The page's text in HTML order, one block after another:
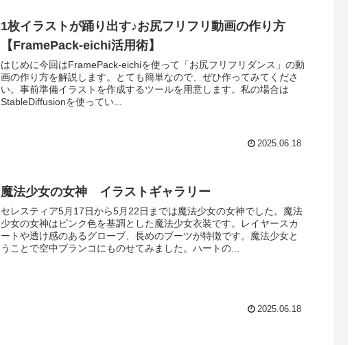
1枚イラストが踊り出す♪お尻フリフリ動画の作り方
【FramePack-eichi活用術】
はじめに今回はFramePack-eichiを使って「お尻フリフリダンス」の動
画の作り方を解説します。とても簡単なので、ぜひ作ってみてくださ
い。事前準備イラストを作成するツールを用意します。私の場合は
StableDiffusionを使ってい...
2025.06.18
魔法少女の女神 イラストギャラリー
セレスティア5月17日から5月22日までは魔法少女の女神でした。魔法
少女の女神はピンク色を基調とした魔法少女衣装です。レイヤースカ
ートや透け感のあるグローブ、長めのブーツが特徴です。魔法少女と
うことで空中ブランコにものせてみました。ハートの...
2025.06.18